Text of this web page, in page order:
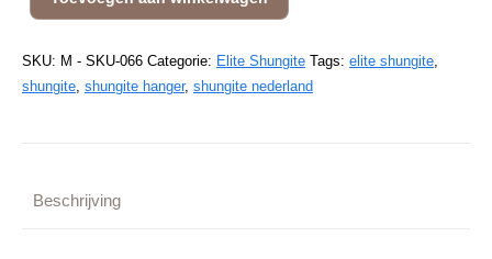
SKU: M - SKU-066 Categorie: Elite Shungite Tags: elite shungite,
shungite, shungite hanger, shungite nederland
Beschrijving